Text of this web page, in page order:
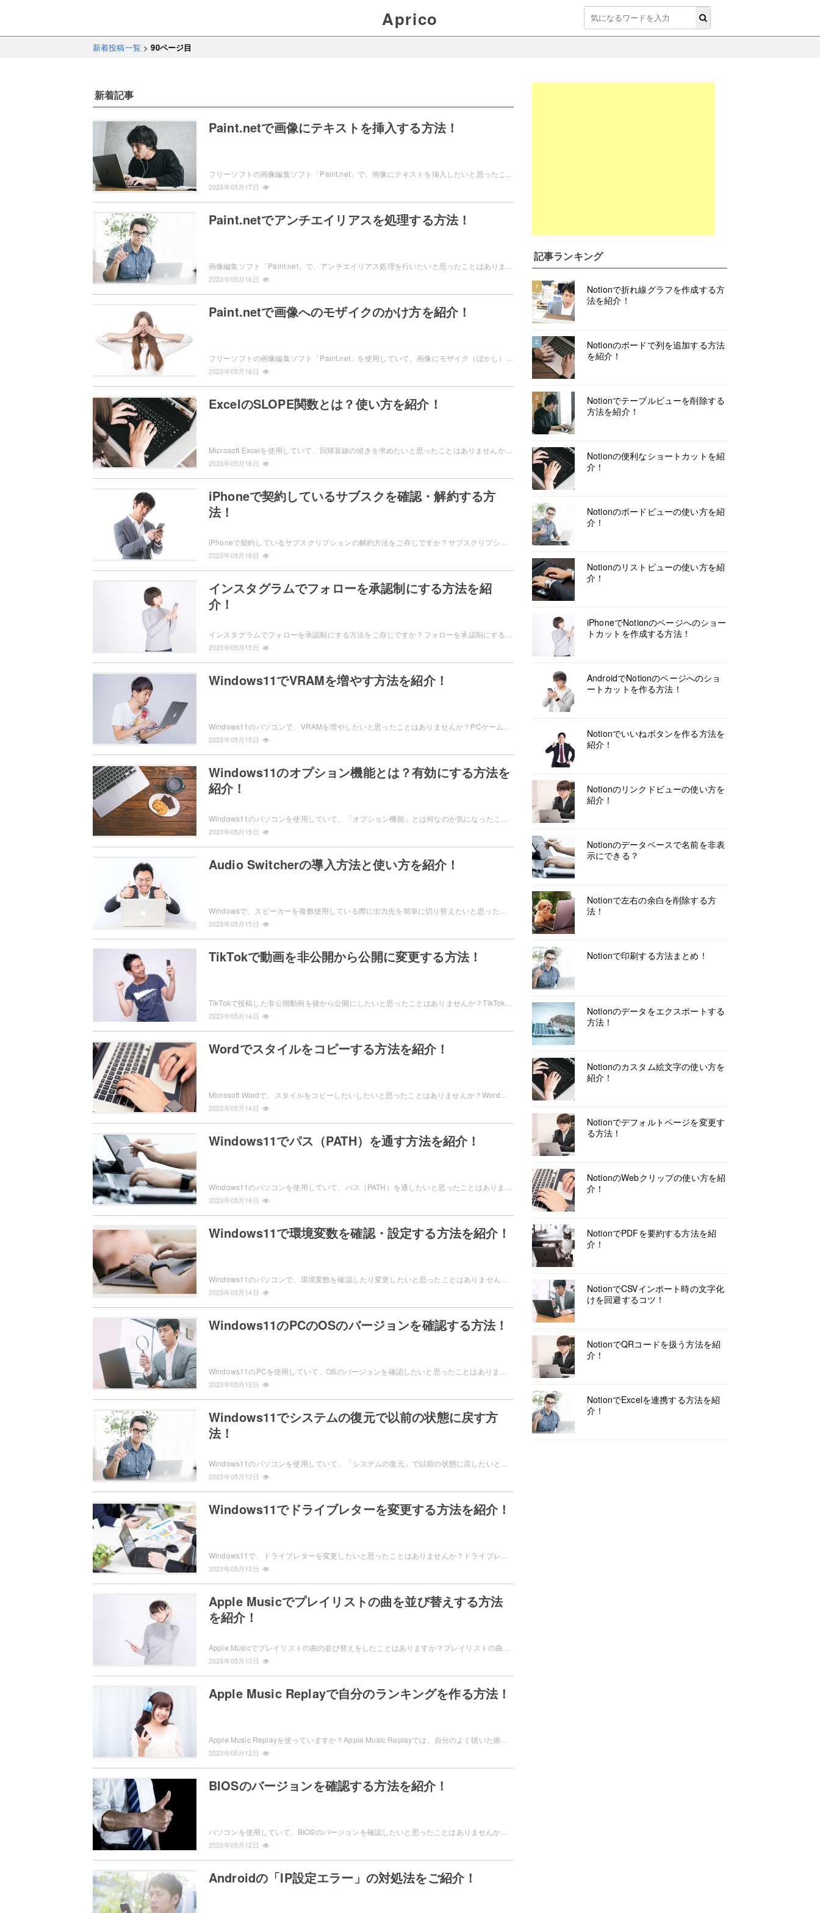
Aprico
新着投稿一覧 >90ページ目
新着記事
Paint.netで画像にテキストを挿入する方法！
2023年05月17日
Paint.netでアンチエイリアスを処理する方法！
2023年05月16日
Paint.netで画像へのモザイクのかけ方を紹介！
2023年05月16日
ExcelのSLOPE関数とは？使い方を紹介！
Microsoft Excelを使用していて、回帰直線の傾きを求めたいと思ったことはありませんか？この場合は、SLOPE関数が有効です。この記事では、ExcelのSLOPE関数とはどういった関数なのか？またSLOPE関数の使い方をご紹介しています。
2023年05月16日
iPhoneで契約しているサブスクを確認・解約する方
法！
2023年05月16日
インスタグラムでフォローを承認制にする方法を紹
介！
2023年05月15日
Windows11でVRAMを増やす方法を紹介！
2023年05月15日
Windows11のオプション機能とは？有効にする方法を
紹介！
2023年05月15日
Audio Switcherの導入方法と使い方を紹介！
2023年05月15日
TikTokで動画を非公開から公開に変更する方法！
2023年05月14日
Wordでスタイルをコピーする方法を紹介！
2023年05月14日
Windows11でパス（PATH）を通す方法を紹介！
2023年05月14日
Windows11で環境変数を確認・設定する方法を紹介！
2023年05月14日
Windows11のPCのOSのバージョンを確認する方法！
2023年05月13日
Windows11でシステムの復元で以前の状態に戻す方
法！
2023年05月13日
Windows11でドライブレターを変更する方法を紹介！
2023年05月13日
Apple Musicでプレイリストの曲を並び替えする方法
を紹介！
2023年05月13日
Apple Music Replayで自分のランキングを作る方法！
2023年05月12日
BIOSのバージョンを確認する方法を紹介！
2023年05月12日
Androidの「IP設定エラー」の対処法をご紹介！
記事ランキング
1
Notionで折れ線グラフを作成する方
法を紹介！
2
Notionのボードで列を追加する方法
を紹介！
3
Notionでテーブルビューを削除する
方法を紹介！
Notionの便利なショートカットを紹
介！
Notionのボードビューの使い方を紹
介！
Notionのリストビューの使い方を紹
介！
iPhoneでNotionのページへのショー
トカットを作成する方法！
AndroidでNotionのページへのショ
ートカットを作る方法！
Notionでいいねボタンを作る方法を
紹介！
Notionのリンクドビューの使い方を
紹介！
Notionのデータベースで名前を非表
示にできる？
Notionで左右の余白を削除する方
法！
Notionで印刷する方法まとめ！
Notionのデータをエクスポートする
方法！
Notionのカスタム絵文字の使い方を
紹介！
Notionでデフォルトページを変更す
る方法！
NotionのWebクリップの使い方を紹
介！
NotionでPDFを要約する方法を紹
介！
NotionでCSVインポート時の文字化
けを回避するコツ！
NotionでQRコードを扱う方法を紹
介！
NotionでExcelを連携する方法を紹
介！